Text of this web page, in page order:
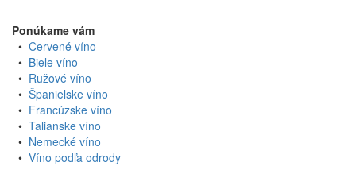
Ponúkame vám
• Červené víno
• Biele víno
• Ružové víno
• Španielske víno
• Francúzske víno
• Talianske víno
• Nemecké víno
• Víno podľa odrody